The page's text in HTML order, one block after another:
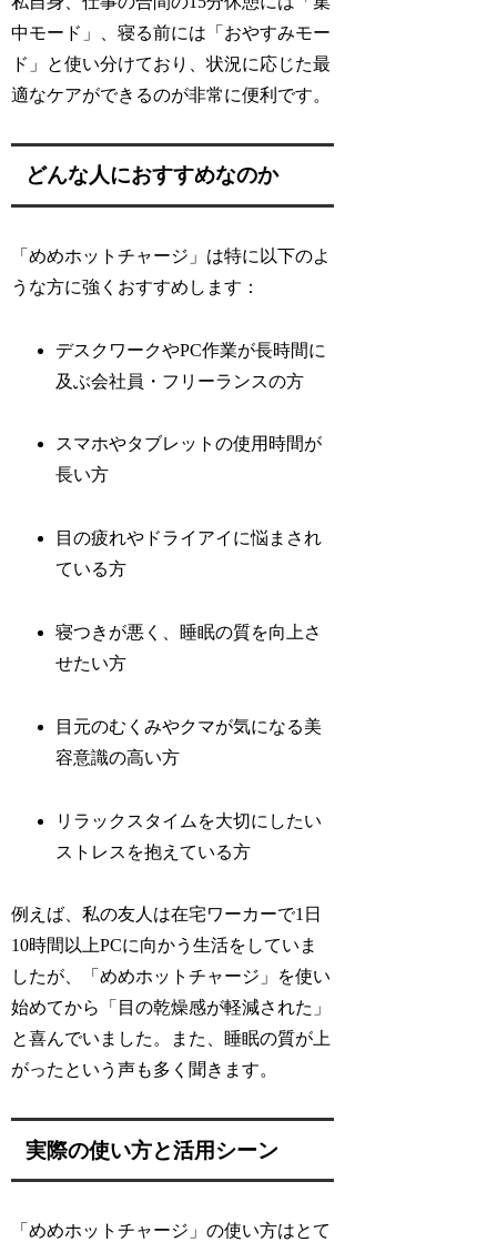
中モード」、寝る前には「おやすみモー
ド」と使い分けており、状況に応じた最
適なケアができるのが非常に便利です。
どんな人におすすめなのか
「めめホットチャージ」は特に以下のよ
うな方に強くおすすめします：
デスクワークやPC作業が長時間に
及ぶ会社員・フリーランスの方
スマホやタブレットの使用時間が
長い方
目の疲れやドライアイに悩まされ
ている方
寝つきが悪く、睡眠の質を向上さ
せたい方
目元のむくみやクマが気になる美
容意識の高い方
リラックスタイムを大切にしたい
ストレスを抱えている方
例えば、私の友人は在宅ワーカーで1日
10時間以上PCに向かう生活をしていま
したが、「めめホットチャージ」を使い
始めてから「目の乾燥感が軽減された」
と喜んでいました。また、睡眠の質が上
がったという声も多く聞きます。
実際の使い方と活用シーン
「めめホットチャージ」の使い方はとて